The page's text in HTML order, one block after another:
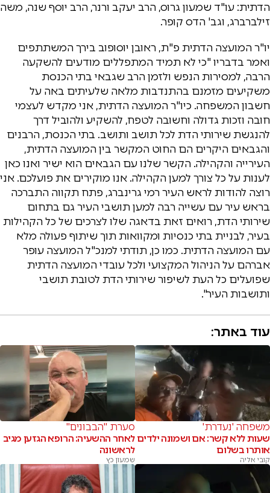
הדתית: עו"ד שמעון גרוס, הרב יעקב ורנר, הרב יוסף שנה, משה
זילברברג, וגב' הדס קופר.
יו"ר המועצה הדתית פ"ת, ראובן יוסופוב בירך המשתתפים
ואמר בדבריו "כי לא תמיד המתפללים מודעים להשקעה
הרבה, למסירות הנפש ולזמן הרב שגבאי בתי הכנסת
משקיעים מזמנם בהתנדבות מלאה שלעיתים באה על
חשבון המשפחה. כיו"ר המועצה הדתית, אני מקדש לעצמי
חובה וזכות גדולה וחשובה לטפח, להשקיע ולהוביל דרך
להנגשת שירותי הדת לכל תושב ותושב. בתי הכנסת, הרבנים
והגבאים היקרים הם החוט המקשר בין המועצה הדתית,
העירייה והקהילה. הקשר שלנו עם הגבאים הוא ישיר ואנו כאן
לענות על כל צורך למען הקהילה. אנו מוקירים את פועלכם. אני
רוצה להודות לראש העיר רמי גרינברג, פתח תקווה התברכה
בראש עיר עם עשייה רבה למען תושבי העיר גם בתחום
שירותי הדת, רואים זאת בדאגה שלו לצרכים של כל הקהילות
בעיר, לבניית בתי כנסיות ומקוואות תוך שיתוף פעולה מלא
עם המועצה הדתית. כמו כן, תודתי למנכ"ל המועצה עופר
אברהם על הניהול המקצועי ולכל עובדי המועצה הדתית
שפועלים כל העת לשיפור שירותי הדת לטובת תושבי
ותושבות העיר".
עוד באתר:
משפחה 'נעדרת'
שעות ללא קשר: אם ושמונה ילדים
אותרו בשלום
קובי אליה
סערת "הבבונים"
לאחר ההשעיה: הרופא הגזען מגיב
לראשונה
שמעון כץ